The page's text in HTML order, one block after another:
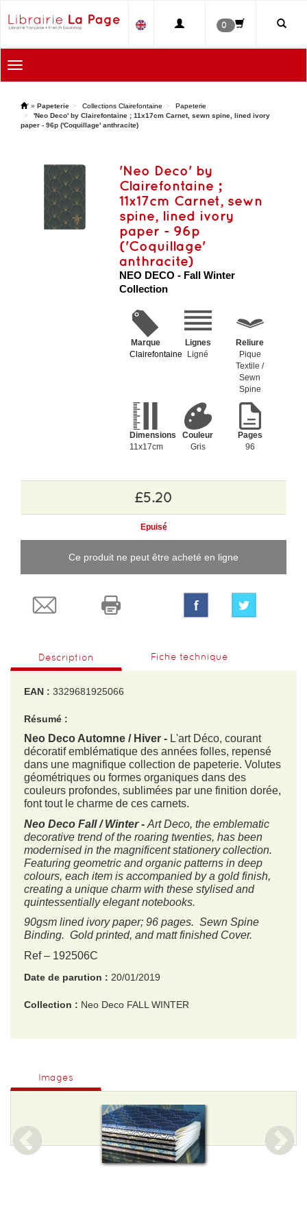
0
Toggle
navigation
' » Papeterie Collections Clairefontaine
Papeterie
'Neo Deco' by Clairefontaine ; 11x17cm Carnet, sewn spine, lined ivory
paper - 96p ('Coquillage' anthracite)
'Neo Deco' by
Clairefontaine ;
11x17cm Carnet, sewn
spine, lined ivory
paper - 96p
('Coquillage'
anthracite)
NEO DECO - Fall Winter
Collection
Marque
Clairefontaine
Lignes
Ligné
Reliure
Pique
Textile /
Sewn
Spine
Dimensions
11x17cm
Couleur
Gris
Pages
96
£5.20
Epuisé
Ce produit ne peut être acheté en ligne
Description Fiche technique
EAN : 3329681925066
Résumé :
Neo Deco Automne / Hiver - L'art Déco, courant
décoratif emblématique des années folles, repensé
dans une magnifique collection de papeterie. Volutes
géométriques ou formes organiques dans des
couleurs profondes, sublimées par une finition dorée,
font tout le charme de ces carnets.
Neo Deco Fall / Winter - Art Deco, the emblematic
decorative trend of the roaring twenties, has been
modernised in the magnificent stationery collection.
Featuring geometric and organic patterns in deep
colours, each item is accompanied by a gold finish,
creating a unique charm with these stylised and
quintessentially elegant notebooks.
90gsm lined ivory paper; 96 pages. Sewn Spine
Binding. Gold printed, and matt finished Cover.
Ref – 192506C
Date de parution : 20/01/2019
Collection : Neo Deco FALL WINTER
Format L :110
Epaisseur :
Nombre de pages :96
Images